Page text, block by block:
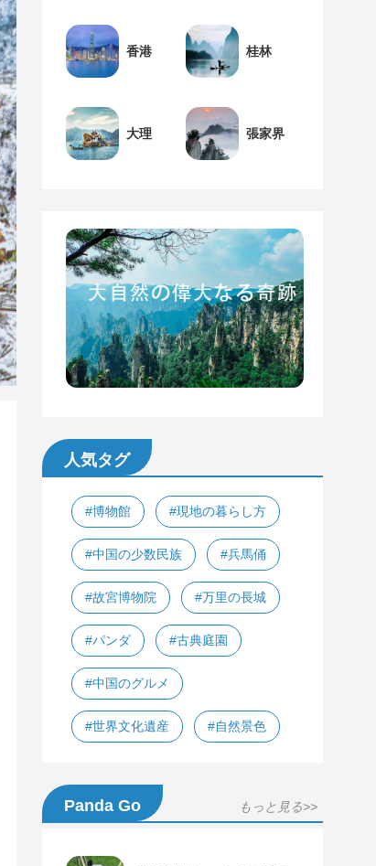
香港 桂林
大理 張家界
人気タグ
#博物館 #現地の暮らし方
#中国の少数民族 #兵馬俑
#故宮博物院 #万里の長城
#パンダ #古典庭園
#中国のグルメ
#世界文化遺産 #自然景色
Panda Go もっと見る>>